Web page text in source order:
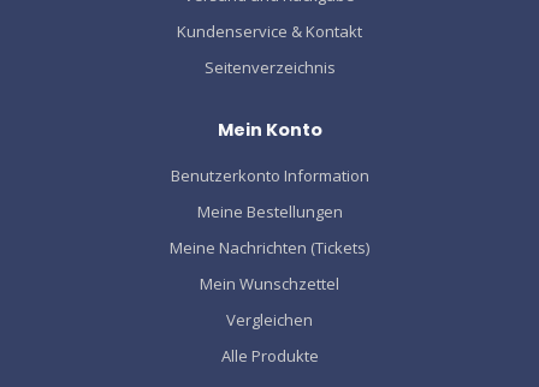
Kundenservice & Kontakt
Seitenverzeichnis
Mein Konto
Benutzerkonto Information
Meine Bestellungen
Meine Nachrichten (Tickets)
Mein Wunschzettel
Vergleichen
Alle Produkte